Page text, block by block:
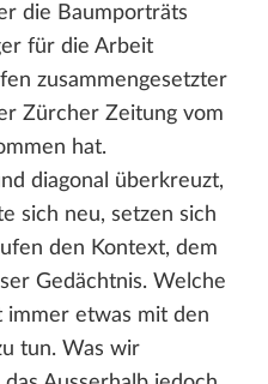
die Baumporträts
für die Arbeit
zusammengesetzter
Zürcher Zeitung vom
hat.
diagonal überkreuzt,
sich neu, setzen sich
den Kontext, dem
Gedächtnis. Welche
etwas mit den
tun. Was wir